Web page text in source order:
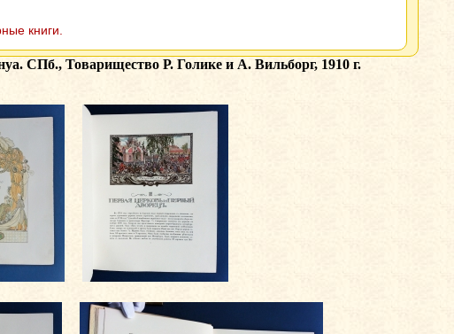
книги.
СПб., Товарищество Р. Голике и А. Вильборг, 1910 г.